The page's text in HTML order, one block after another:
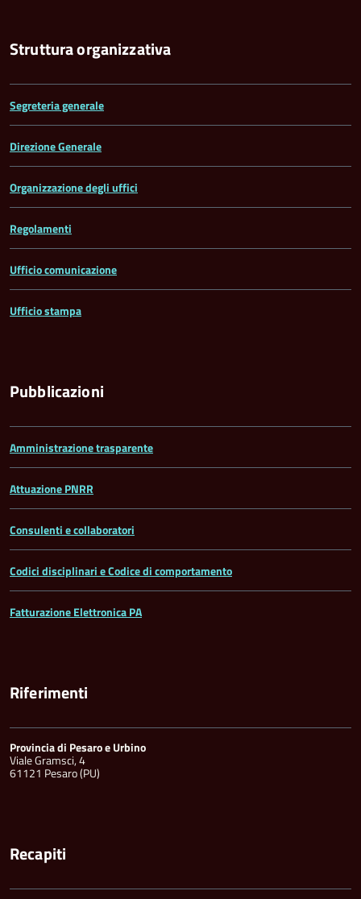
Struttura organizzativa
Segreteria generale
Direzione Generale
Organizzazione degli uffici
Regolamenti
Ufficio comunicazione
Ufficio stampa
Pubblicazioni
Amministrazione trasparente
Attuazione PNRR
Consulenti e collaboratori
Codici disciplinari e Codice di comportamento
Fatturazione Elettronica PA
Riferimenti
Provincia di Pesaro e Urbino
Viale Gramsci, 4
61121 Pesaro (PU)
Recapiti